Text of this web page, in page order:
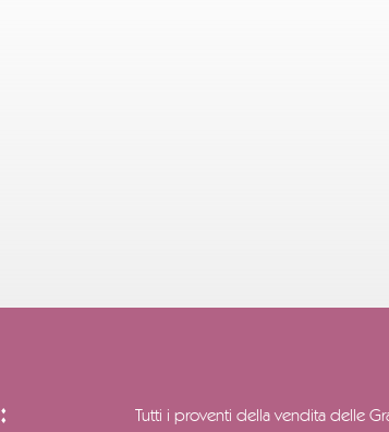
:
Tutti i proventi della vendita delle